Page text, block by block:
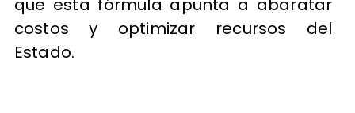
costos y optimizar recursos del
Estado.